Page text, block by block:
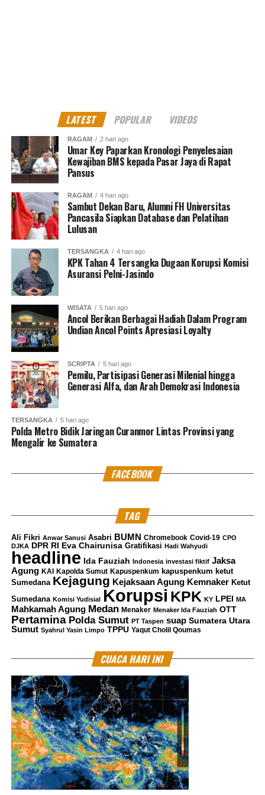
LATEST POPULAR VIDEOS
RAGAM 2 hari ago
Umar Key Paparkan Kronologi Penyelesaian
Kewajiban BMS kepada Pasar Jaya di Rapat
Pansus
RAGAM 4 hari ago
Sambut Dekan Baru, Alumni FH Universitas
Pancasila Siapkan Database dan Pelatihan
Lulusan
TERSANGKA 4 hari ago
KPK Tahan 4 Tersangka Dugaan Korupsi Komisi
Asuransi Pelni-Jasindo
WISATA 5 hari ago
Ancol Berikan Berbagai Hadiah Dalam Program
Undian Ancol Points Apresiasi Loyalty
SCRIPTA 5 hari ago
Pemilu, Partisipasi Generasi Milenial hingga
Generasi Alfa, dan Arah Demokrasi Indonesia
TERSANGKA 5 hari ago
Polda Metro Bidik Jaringan Curanmor Lintas Provinsi yang
Mengalir ke Sumatera
FACEBOOK
TAG
Ali Fikri Anwar Sanusi Asabri BUMN Chromebook Covid-19 CPO
DJKA
DPR RI Eva Chairunisa Gratifikasi Hadi Wahyudi
headline Ida Fauziah Indonesia investasi fiktif Jaksa
Agung KAI Kapolda Sumut Kapuspenkum kapuspenkum ketut
Sumedana Kejagung Kejaksaan Agung Kemnaker Ketut
Sumedana Komisi Yudisial Korupsi KPK KY LPEI MA
Mahkamah Agung Medan Menaker Menaker Ida Fauziah OTT
Pertamina Polda Sumut PT Taspen suap Sumatera Utara
Sumut Syahrul Yasin Limpo TPPU Yaqut Cholil Qoumas
CUACA HARI INI